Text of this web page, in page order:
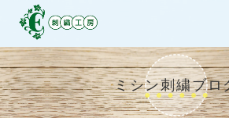
ミシン刺繍ブロ